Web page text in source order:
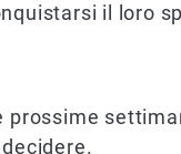
il loro
prossime